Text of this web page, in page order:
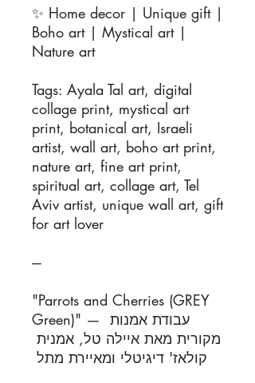
✨ Home decor | Unique gift |
Boho art | Mystical art |
Nature art
Tags: Ayala Tal art, digital
collage print, mystical art
print, botanical art, Israeli
artist, wall art, boho art print,
nature art, fine art print,
spiritual art, collage art, Tel
Aviv artist, unique wall art, gift
for art lover
---
"Parrots and Cherries (GREY
Green)" — עבודת אמנות